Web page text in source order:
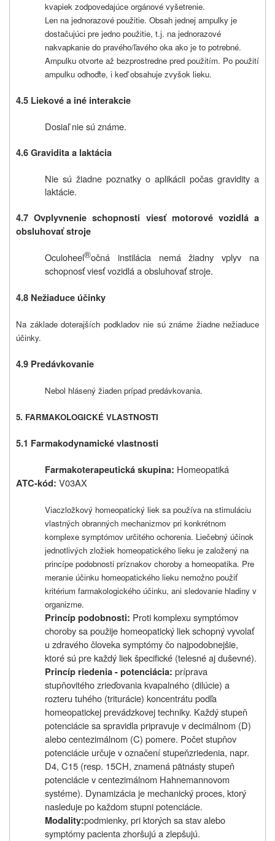
kvapiek zodpovedajúce orgánové vyšetrenie.
Len na jednorazové použitie. Obsah jednej ampulky je
dostačujúci pre jedno použitie, t.j. na jednorazové
nakvapkanie do pravého/ľavého oka ako je to potrebné.
Ampulku otvorte až bezprostredne pred použitím. Po použití
ampulku odhoďte, i keď obsahuje zvyšok lieku.
4.5 Liekové a iné interakcie
Dosiaľ nie sú známe.
4.6 Gravidita a laktácia
Nie sú žiadne poznatky o aplikácii počas gravidity a
laktácie.
4.7 Ovplyvnenie schopnosti viesť motorové vozidlá a
obsluhovať stroje
Oculoheel®očná instilácia nemá žiadny vplyv na
schopnosť viesť vozidlá a obsluhovať stroje.
4.8 Nežiaduce účinky
Na základe doterajších podkladov nie sú známe žiadne nežiaduce
účinky.
4.9 Predávkovanie
Nebol hlásený žiaden prípad predávkovania.
5. FARMAKOLOGICKÉ VLASTNOSTI
5.1 Farmakodynamické vlastnosti
Farmakoterapeutická skupina: Homeopatiká
ATC-kód: V03AX
Viaczložkový homeopatický liek sa používa na stimuláciu
vlastných obranných mechanizmov pri konkrétnom
komplexe symptómov určitého ochorenia. Liečebný účinok
jednotlivých zložiek homeopatického lieku je založený na
princípe podobnosti príznakov choroby a homeopatika. Pre
meranie účinku homeopatického lieku nemožno použiť
kritérium farmakologického účinku, ani sledovanie hladiny v
organizme.
Princíp podobnosti: Proti komplexu symptómov
choroby sa použije homeopatický liek schopný vyvolať
u zdravého človeka symptómy čo najpodobnejšie,
ktoré sú pre každý liek špecifické (telesné aj duševné).
Princíp riedenia - potenciácia: príprava
stupňovitého zrieďovania kvapalného (dilúcie) a
rozteru tuhého (triturácie) koncentrátu podľa
homeopatickej prevádzkovej techniky. Každý stupeň
potenciácie sa spravidla pripravuje v decimálnom (D)
alebo centezimálnom (C) pomere. Počet stupňov
potenciácie určuje v označení stupeňzriedenia, napr.
D4, C15 (resp. 15CH, znamená pätnásty stupeň
potenciácie v centezimálnom Hahnemannovom
systéme). Dynamizácia je mechanický proces, ktorý
nasleduje po každom stupni potenciácie.
Modality:podmienky, pri ktorých sa stav alebo
symptómy pacienta zhoršujú a zlepšujú.